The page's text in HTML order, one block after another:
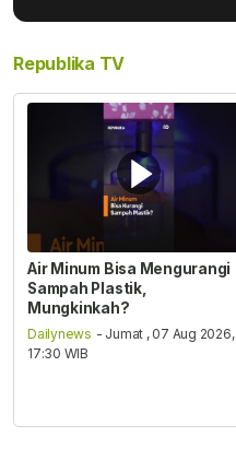
Republika TV
Air Minum Bisa Mengurangi
Sampah Plastik,
Mungkinkah?
Dailynews - Jumat , 07 Aug 2026,
17:30 WIB